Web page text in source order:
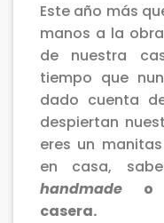
Este año más
manos a la
de nuestra
tiempo que
dado cuenta
despiertan
eres un
en casa,
handmade o
casera.